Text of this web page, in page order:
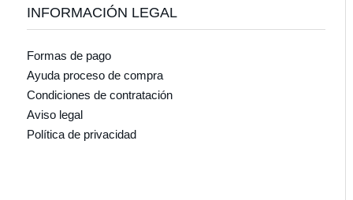
INFORMACIÓN LEGAL
Formas de pago
Ayuda proceso de compra
Condiciones de contratación
Aviso legal
Política de privacidad